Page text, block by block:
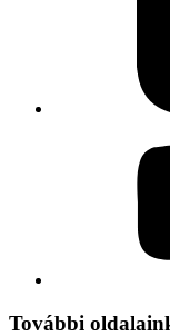
További